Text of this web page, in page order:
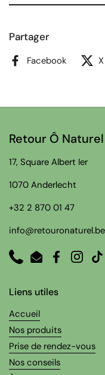
Partager
Facebook
Retour Ô Naturel
17, Square Albert Ier
1070 Anderlecht
+32 2 870 01 47
info@retouronaturel.be
PhoneEmailFacebook
Liens utiles
Accueil
Nos produits
Prise de rendez-vous
Nos conseils